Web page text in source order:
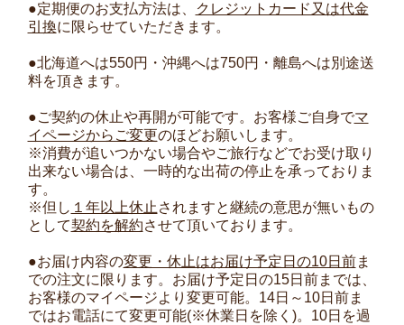
●定期便のお支払方法は、
クレジットカード又は代金
引換に限らせていただきます。
●北海道へは550円・沖縄へは750円・離島へは別途送
料を頂きます。
●ご契約の休止や再開が可能です。お客様ご自身でマ
イページからご変更のほどお願いします。
※消費が追いつかない場合やご旅行などでお受け取り
出来ない場合は、一時的な出荷の停止を承っておりま
す。
※但し １年以上休止 されますと継続の意思が無いもの
として契約を解約させて頂いております。
●お届け内容の変更・休止はお届け予定日の10日前ま
での注文に限ります。お届け予定日の15日前までは、
お客様のマイページより変更可能。14日～10日前ま
ではお電話にて変更可能(※休業日を除く)。10日を過